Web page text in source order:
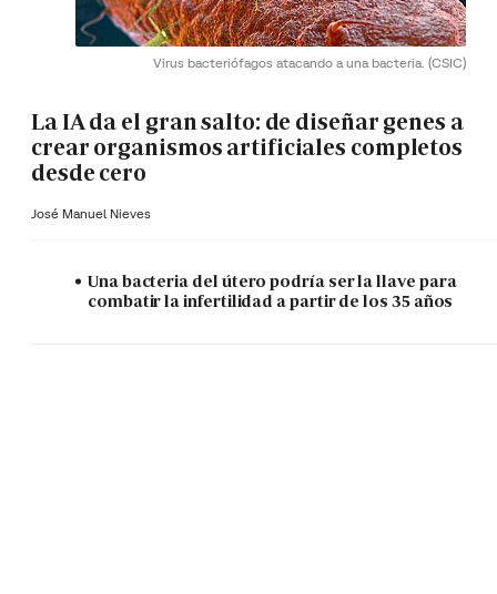
Virus bacteriófagos atacando a una bacteria. (CSIC)
La IA da el gran salto: de diseñar genes a
crear organismos artificiales completos
desde cero
José Manuel Nieves
Una bacteria del útero podría ser la llave para
combatir la infertilidad a partir de los 35 años